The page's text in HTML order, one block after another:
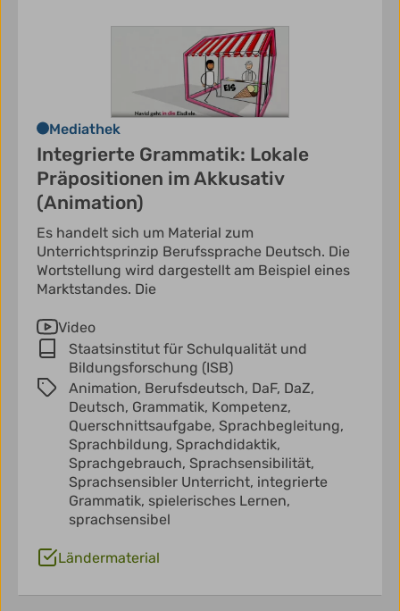
Mediathek
Integrierte Grammatik: Lokale
Präpositionen im Akkusativ
(Animation)
Es handelt sich um Material zum
Unterrichtsprinzip Berufssprache Deutsch. Die
Wortstellung wird dargestellt am Beispiel eines
Marktstandes. Die
Video
Staatsinstitut für Schulqualität und
Bildungsforschung (ISB)
Animation, Berufsdeutsch, DaF, DaZ,
Deutsch, Grammatik, Kompetenz,
Querschnittsaufgabe, Sprachbegleitung,
Sprachbildung, Sprachdidaktik,
Sprachgebrauch, Sprachsensibilität,
Sprachsensibler Unterricht, integrierte
Grammatik, spielerisches Lernen,
sprachsensibel
Ländermaterial